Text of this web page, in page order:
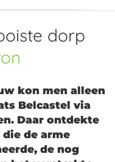
dorp
kon men alleen
Belcastel via
Daar ontdekte
de arme
de nog